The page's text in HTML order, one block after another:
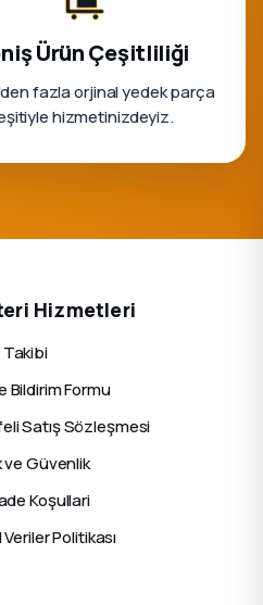
Ürün Çeşitliliği
fazla orjinal yedek parça
hizmetinizdeyiz.
Hizmetleri
Bildirim Formu
Satış Sözleşmesi
ve Güvenlik
Koşullari
Politikası